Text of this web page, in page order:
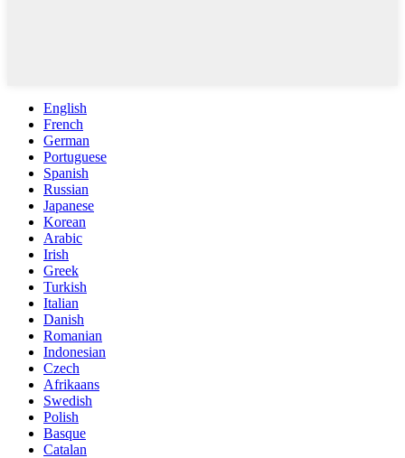
English
French
German
Portuguese
Spanish
Russian
Japanese
Korean
Arabic
Irish
Greek
Turkish
Italian
Danish
Romanian
Indonesian
Czech
Afrikaans
Swedish
Polish
Basque
Catalan